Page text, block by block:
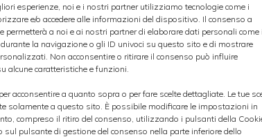
esperienze, noi e i nostri partner utilizziamo tecnologie come i
e/o accedere alle informazioni del dispositivo. Il consenso a
permetterà a noi e ai nostri partner di elaborare dati personali come
la navigazione o gli ID univoci su questo sito e di mostrare
Non acconsentire o ritirare il consenso può influire
alcune caratteristiche e funzioni.
acconsentire a quanto sopra o per fare scelte dettagliate. Le tue
solamente a questo sito. È possibile modificare le impostazioni in
compreso il ritiro del consenso, utilizzando i pulsanti della
sul pulsante di gestione del consenso nella parte inferiore dello
energetico non sembrano affatto
di quotazione di Egp ha confermato
miliardi entro la fine dell’anno grazie ai